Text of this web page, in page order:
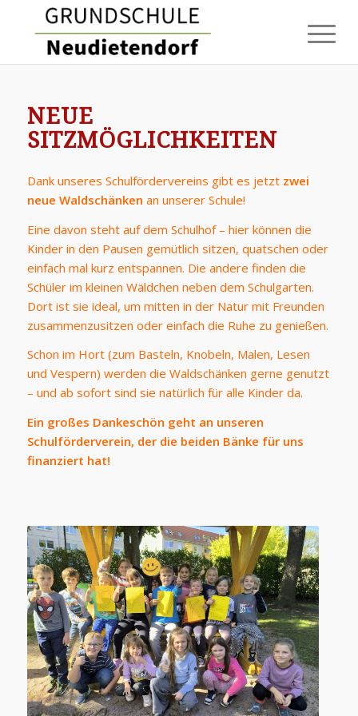
NEUE
SITZMÖGLICHKEITEN
Dank unseres Schulfördervereins gibt es jetzt zwei
neue Waldschänken an unserer Schule!
Eine davon steht auf dem Schulhof – hier können die
Kinder in den Pausen gemütlich sitzen, quatschen oder
einfach mal kurz entspannen. Die andere finden die
Schüler im kleinen Wäldchen neben dem Schulgarten.
Dort ist sie ideal, um mitten in der Natur mit Freunden
zusammenzusitzen oder einfach die Ruhe zu genießen.
Schon im Hort (zum Basteln, Knobeln, Malen, Lesen
und Vespern) werden die Waldschänken gerne genutzt
– und ab sofort sind sie natürlich für alle Kinder da.
Ein großes Dankeschön geht an unseren
Schulförderverein, der die beiden Bänke für uns
finanziert hat!